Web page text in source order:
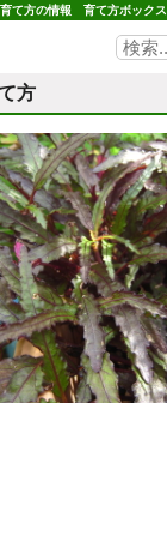
て方の情報 育て方ボックス
方